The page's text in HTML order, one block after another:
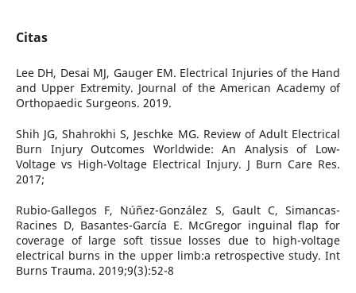
Citas
Lee DH, Desai MJ, Gauger EM. Electrical Injuries of the Hand
and Upper Extremity. Journal of the American Academy of
Orthopaedic Surgeons. 2019.
Shih JG, Shahrokhi S, Jeschke MG. Review of Adult Electrical
Burn Injury Outcomes Worldwide: An Analysis of Low-
Voltage vs High-Voltage Electrical Injury. J Burn Care Res.
2017;
Rubio-Gallegos F, Núñez-González S, Gault C, Simancas-
Racines D, Basantes-García E. McGregor inguinal flap for
coverage of large soft tissue losses due to high-voltage
electrical burns in the upper limb:a retrospective study. Int
Burns Trauma. 2019;9(3):52-8